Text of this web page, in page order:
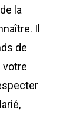
la
Il
de
votre